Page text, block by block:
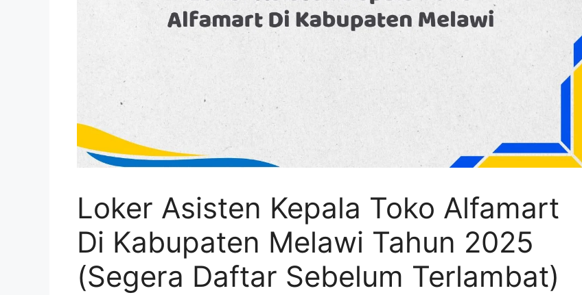
Loker Asisten Kepala Toko Alfamart
Di Kabupaten Melawi Tahun 2025
(Segera Daftar Sebelum Terlambat)